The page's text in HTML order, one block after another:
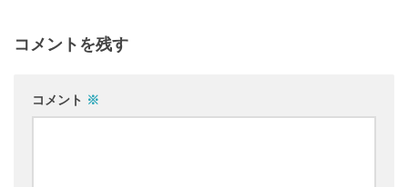
コメントを残す
コメント ※